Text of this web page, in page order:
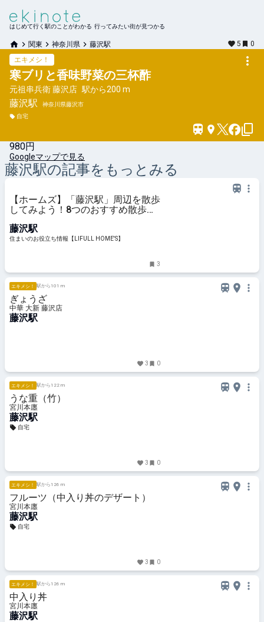
はじめて行く駅のことがわかる 行ってみたい街が見つかる
関東 神奈川県 藤沢駅 5
0
エキメシ！
寒ブリと香味野菜の三杯酢
元祖串兵衛 藤沢店 駅から200 m
藤沢駅
神奈川県藤沢市
自宅
980円
Googleマップで見る
藤沢駅の記事をもっとみる
【ホームズ】「藤沢駅」周辺を散歩
してみよう！8つのおすすめ散歩・
いのお役立ち情報
藤沢駅
住まいのお役立ち情報【LIFULL HOME'S】
3
エキメシ！ 駅から101 m
ぎょうざ
中華 大新 藤沢店
藤沢駅
3 0
エキメシ！ 駅から122 m
うな重（竹）
宮川本廛
藤沢駅
自宅
3 0
エキメシ！ 駅から126 m
フルーツ（中入り丼のデザート）
宮川本廛
藤沢駅
自宅
3 0
エキメシ！ 駅から126 m
中入り丼
宮川本廛
藤沢駅